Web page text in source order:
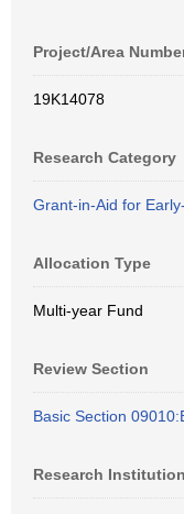
Project/Area
19K14078
Research Category
Grant-in-Aid for
Allocation Type
Multi-year Fund
Review Section
Basic Section
Research Institution